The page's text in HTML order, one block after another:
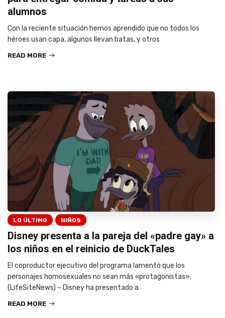
alumnos
Con la reciente situación hemos aprendido que no todos los
héroes usan capa, algunos llevan batas, y otros
READ MORE
LO ÚLTIMO NIÑOS
Disney presenta a la pareja del «padre gay» a
los niños en el reinicio de DuckTales
El coproductor ejecutivo del programa lamentó que los
personajes homosexuales no sean más «protagonistas».
(LifeSiteNews) – Disney ha presentado a
READ MORE